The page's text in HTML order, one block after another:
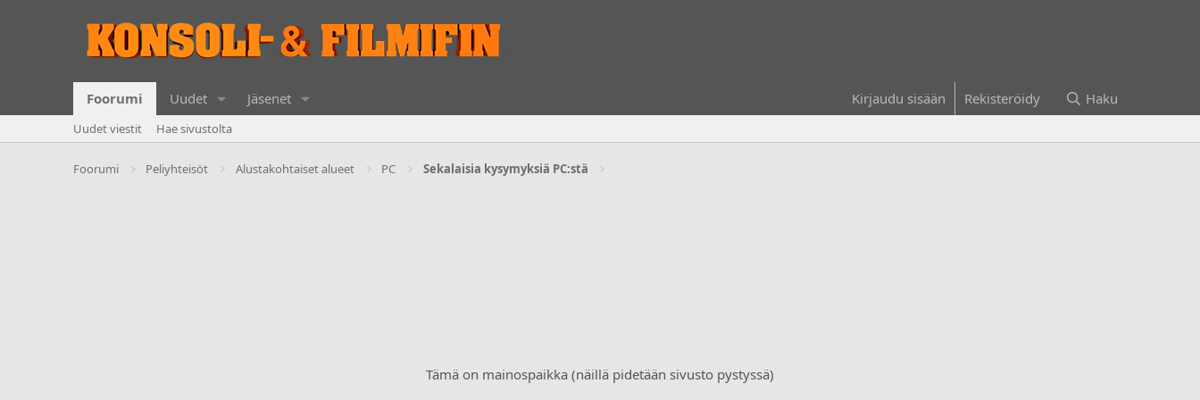
Foorumi Uudet Jäsenet Kirjaudu sisään Rekisteröidy Haku
Uudet viestit Hae sivustolta
Foorumi Peliyhteisöt Alustakohtaiset alueet PC Sekalaisia kysymyksiä PC:stä
Tämä on mainospaikka (näillä pidetään sivusto pystyssä)